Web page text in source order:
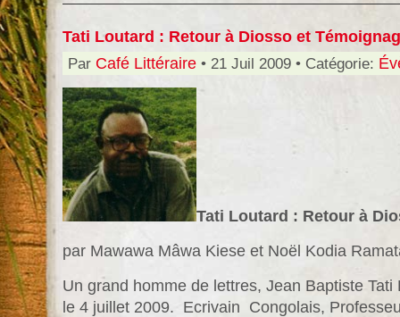
Tati Loutard : Retour à Diosso et
Par Café Littéraire • 21 Juil 2009 • Catégorie:
Tati Loutard : Retour à
par Mawawa Mâwa Kiese et Noël Kodia
Un grand homme de lettres, Jean Baptiste
le 4 juillet 2009. Ecrivain Congolais,